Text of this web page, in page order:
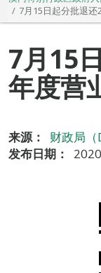
7月15日起分批退
7月15
年度营
来源：
财政局（
发布日期：